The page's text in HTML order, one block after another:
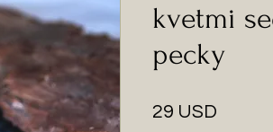
kvetmi
pecky
29 USD